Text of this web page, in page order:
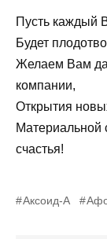
Пусть каждый
Будет
Желаем Вам
компании,
Открытия
Материальной
счастья!
Аксоид-А